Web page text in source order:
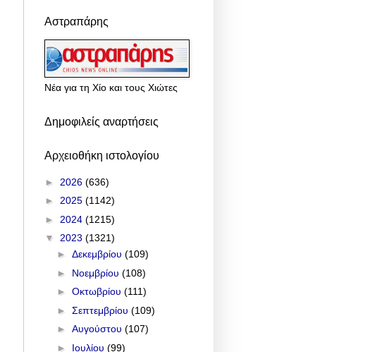
Αστραπάρης
Νέα για τη Χίο και τους Χιώτες
Δημοφιλείς αναρτήσεις
Αρχειοθήκη ιστολογίου
► 2026 (636)
► 2025 (1142)
► 2024 (1215)
▼ 2023 (1321)
► Δεκεμβρίου (109)
► Νοεμβρίου (108)
► Οκτωβρίου (111)
► Σεπτεμβρίου (109)
► Αυγούστου (107)
► Ιουλίου (99)